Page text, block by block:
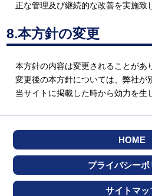
正な管理及び継続的な改善を実施致
8.本方針の変更
本方針の内容は変更されることがあ
変更後の本方針については、弊社が
当サイトに掲載した時から効力を生
HOME
プライバシーポ
サイトマッ